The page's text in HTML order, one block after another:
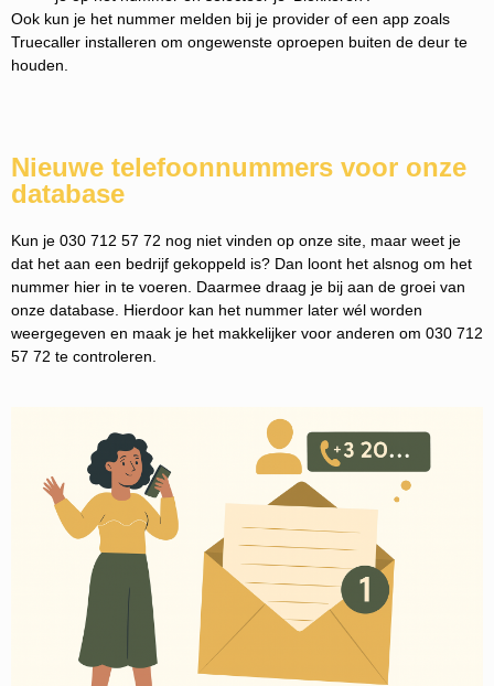
Ook kun je het nummer melden bij je provider of een app zoals
Truecaller installeren om ongewenste oproepen buiten de deur te
houden.
Nieuwe telefoonnummers voor onze
database
Kun je 030 712 57 72 nog niet vinden op onze site, maar weet je
dat het aan een bedrijf gekoppeld is? Dan loont het alsnog om het
nummer hier in te voeren. Daarmee draag je bij aan de groei van
onze database. Hierdoor kan het nummer later wél worden
weergegeven en maak je het makkelijker voor anderen om 030 712
57 72 te controleren.